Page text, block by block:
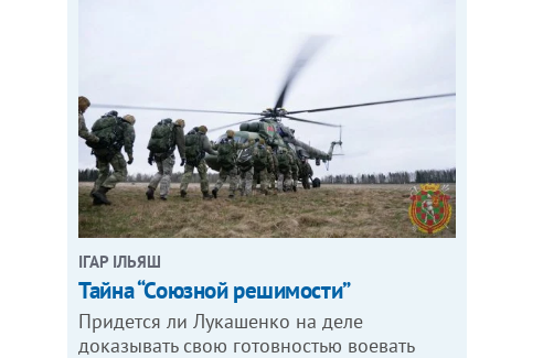
ІГАР ІЛЬЯШ
Тайна “Союзной решимости”
Придется ли Лукашенко на деле
доказывать свою готовностью воевать